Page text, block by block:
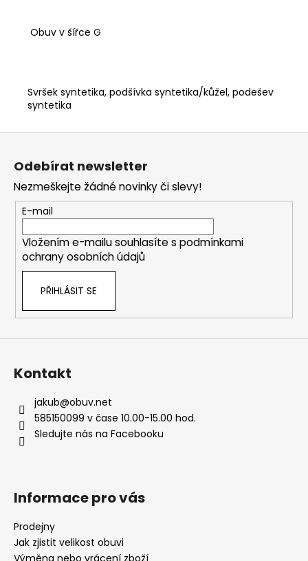
Obuv v šířce G
Svršek syntetika, podšívka syntetika/kůžel, podešev
syntetika
Z
Odebírat newsletter
Nezmeškejte žádné novinky či slevy!
E-mail
Vložením e-mailu souhlasíte s podmínkami
ochrany osobních údajů
PŘIHLÁSIT SE
Kontakt
jakub@obuv.net
585150099 v čase 10.00-15.00 hod.
Sledujte nás na Facebooku
Informace pro vás
Prodejny
Jak zjistit velikost obuvi